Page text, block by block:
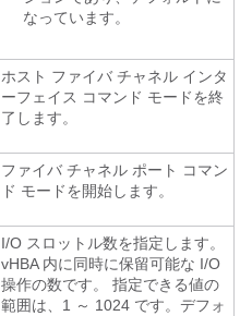
なっています。
ホスト ファイバ チャネル インタ
ーフェイス コマンド モードを終
了します。
ファイバ チャネル ポート コマン
ド モードを開始します。
I/O スロットル数を指定します。
vHBA 内に同時に保留可能な I/O
操作の数です。 指定できる値の
範囲は、1 ～ 1024 です。デフォ